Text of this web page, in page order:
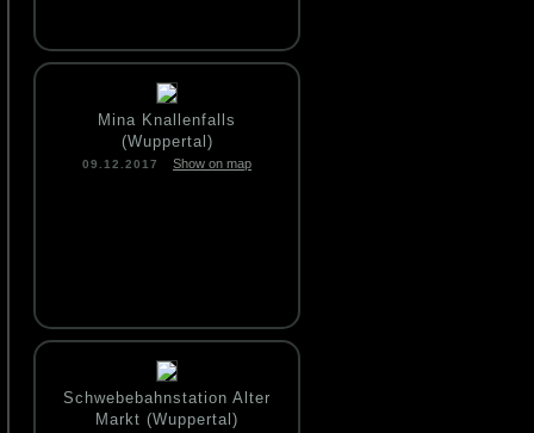
Mina Knallenfalls
(Wuppertal)
09.12.2017 Show on map
Schwebebahnstation Alter
Markt (Wuppertal)